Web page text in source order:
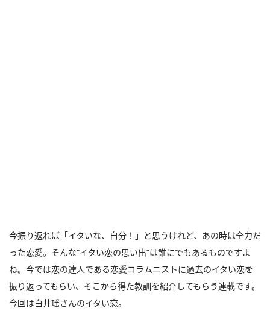
今振り返れば「イタいな、自分！」と思うけれど、あの時は全力だ
った恋愛。そんな“イタい恋の思い出”は誰にでもあるものですよ
ね。今では恋の達人である恋愛コラムニストに過去のイタい恋を
振り返ってもらい、そこから得た教訓を紹介してもらう連載です。
今回は白井瑶さんのイタい恋。